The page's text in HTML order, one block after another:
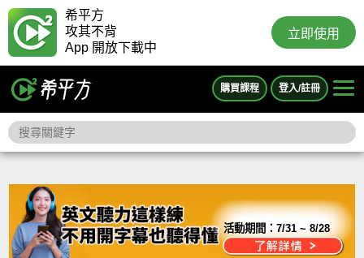
希平方
攻其不背
App 開放下載中
立即使用
購買課程 登入/註冊
活動期間：7/31 ~ 8/28